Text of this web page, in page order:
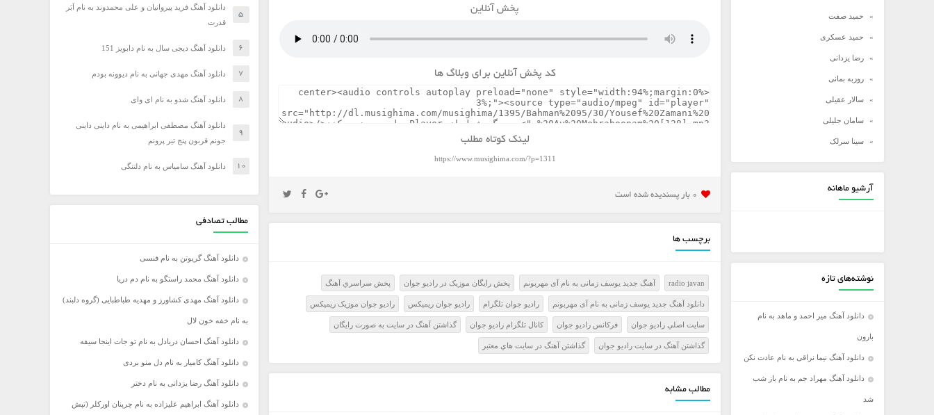
حمید صفت
حمید عسکری
رضا یزدانی
روزبه بمانی
سالار عقیلی
سامان جلیلی
سینا سرلک
شادمهر عقیلی
آرشیو ماهانه
نوشته‌های تازه
دانلود آهنگ میر احمد و ماهد به نام
بارون
دانلود آهنگ نیما نراقی به نام عادت نکن
دانلود آهنگ مهراد جم به نام باز شب
شد
پخش آنلاین
کد پخش آنلاین برای وبلاگ ها
لینک کوتاه مطلب
https://www.musighima.com/?p=1311
0 بار پسنديده شده است
برچسب ها
radio javan آهنگ جدید یوسف زمانی به نام آی مهربونم پخش رايگان موزيک در راديو جوان پخش سراسري آهنگ
دانلود آهنگ جدید یوسف زمانی به نام آی مهربونم راديو جوان تلگرام راديو جوان ريميکس راديو جوان موزيک ريميکس
سايت اصلي راديو جوان فرکانس راديو جوان کانال تلگرام راديو جوان گذاشتن آهنگ در سايت به صورت رايگان
گذاشتن آهنگ در سايت راديو جوان گذاشتن آهنگ در سايت هاي معتبر
مطالب مشابه
دانلود آهنگ فرید پیروانیان و علی محمدوند به نام اَبَر
قدرت
دانلود آهنگ دیجی سال به نام دابویز 151
دانلود آهنگ مهدی جهانی به نام دیوونه بودم
دانلود آهنگ شدو به نام ای وای
دانلود آهنگ مصطفی ابراهیمی به نام داینی داینی
جونم قربون پنج تیر پرونم
دانلود آهنگ سامیاس به نام دلتنگی
مطالب تصادفی
دانلود آهنگ گریوتن به نام فنسی
دانلود آهنگ محمد راستگو به نام دم دریا
دانلود آهنگ مهدی کشاورز و مهدیه طباطبایی (گروه دلبند)
به نام خفه خون لال
دانلود آهنگ احسان دریادل به نام تو جات اینجا سیفه
دانلود آهنگ کامیار به نام دل منو بردی
دانلود آهنگ رضا یزدانی به نام دختر
دانلود آهنگ ابراهیم علیزاده به نام چرپنان اورکلر (تپش